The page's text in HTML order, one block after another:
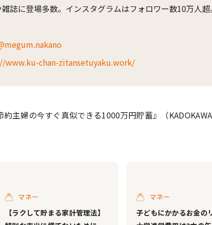
誌に登場多数。インスタグラムはフォロワー数10万人超
www.ku-chan-zitansetuyaku.work/
約主婦の今すぐ真似できる1000万円貯蓄』（
マネー
【ラクして貯まる家計管理法】
マネー
子どもにかかるお金の